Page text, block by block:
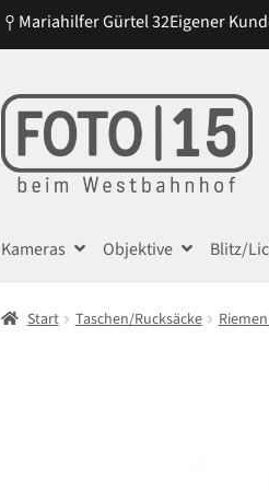
Mariahilfer Gürtel 32Eigener
Zur
Navigation
springen
Zum
Inhalt
springen
Kameras Objektive Blitz/
Start Taschen/Rucksäcke